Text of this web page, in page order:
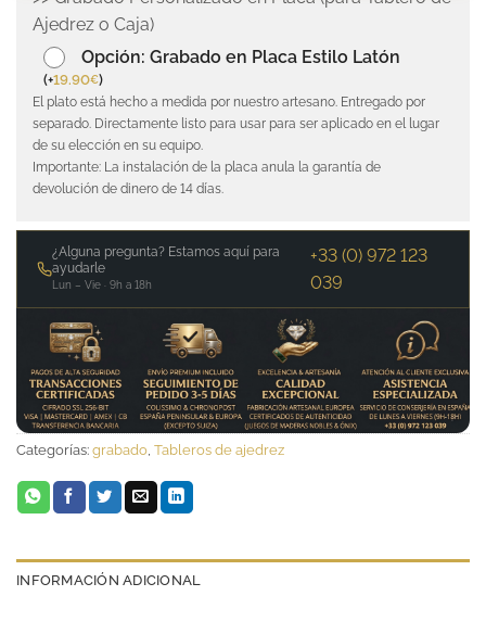
Ajedrez o Caja)
Opción: Grabado en Placa Estilo Latón
(+19.90€)
El plato está hecho a medida por nuestro artesano. Entregado por
separado. Directamente listo para usar para ser aplicado en el lugar
de su elección en su equipo.
Importante: La instalación de la placa anula la garantía de
devolución de dinero de 14 días.
¿Alguna pregunta? Estamos aquí para
ayudarle
Lun – Vie · 9h a 18h
+33 (0) 972 123
039
Categorías: grabado, Tableros de ajedrez
INFORMACIÓN ADICIONAL